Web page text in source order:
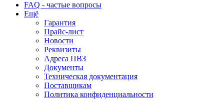
FAQ - частые вопросы
Ещё
Гарантия
Прайс-лист
Новости
Реквизиты
Адреса ПВЗ
Документы
Техническая документация
Поставщикам
Политика конфиденциальности